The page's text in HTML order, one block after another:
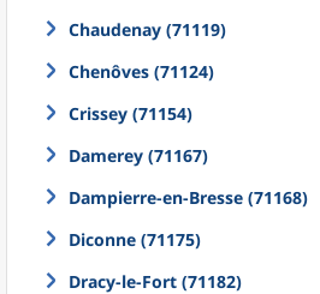
Chaudenay (71119)
Chenôves (71124)
Crissey (71154)
Damerey (71167)
Dampierre-en-Bresse (71168)
Diconne (71175)
Dracy-le-Fort (71182)